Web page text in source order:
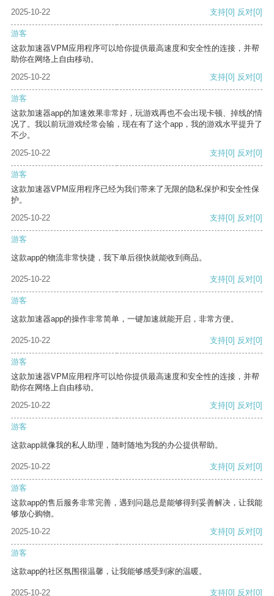
2025-10-22
支持[0] 反对[0]
游客
这款加速器VPM应用程序可以给你提供最高速度和安全性的连接，并帮
助你在网络上自由移动。
2025-10-22
支持[0] 反对[0]
游客
这款加速器app的加速效果非常好，玩游戏再也不会出现卡顿、掉线的情
况了。我以前玩游戏经常会输，现在有了这个app，我的游戏水平提升了
不少。
2025-10-22
支持[0] 反对[0]
游客
这款加速器VPM应用程序已经为我们带来了无限的隐私保护和安全性保
护。
2025-10-22
支持[0] 反对[0]
游客
这款app的物流非常快捷，我下单后很快就能收到商品。
2025-10-22 支持[0] 反对[0]
游客
这款加速器app的操作非常简单，一键加速就能开启，非常方便。
2025-10-22 支持[0] 反对[0]
游客
这款加速器VPM应用程序可以给你提供最高速度和安全性的连接，并帮
助你在网络上自由移动。
2025-10-22
支持[0] 反对[0]
游客
这款app就像我的私人助理，随时随地为我的办公提供帮助。
2025-10-22 支持[0] 反对[0]
游客
这款app的售后服务非常完善，遇到问题总是能够得到妥善解决，让我能
够放心购物。
2025-10-22
支持[0] 反对[0]
游客
这款app的社区氛围很温馨，让我能够感受到家的温暖。
2025-10-22 支持[0] 反对[0]